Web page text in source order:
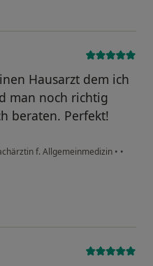
Hausarzt dem ich
man noch richtig
beraten. Perfekt!
f. Allgemeinmedizin • •